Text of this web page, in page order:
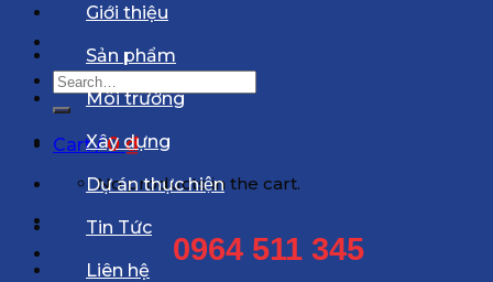
Search
for:
Cart /0₫
No products in the cart.
0964 511 345
Giới thiệu
Sản phẩm
Môi trường
Xây dựng
Dự án thực hiện
Tin Tức
Liên hệ